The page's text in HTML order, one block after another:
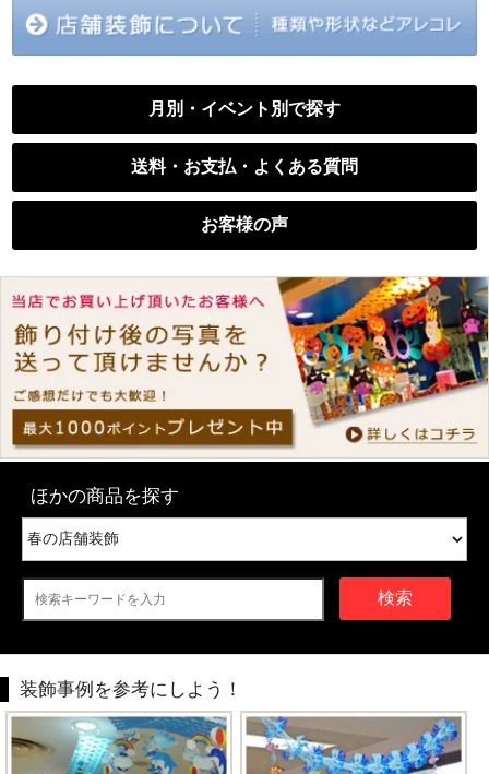
月別・イベント別で探す
送料・お支払・よくある質問
お客様の声
ほかの商品を探す
検索
装飾事例を参考にしよう！